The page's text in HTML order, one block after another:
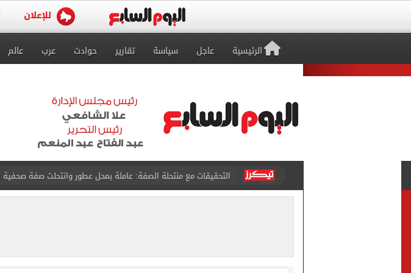
الرئيسية عاجل سياسة تقارير حوادث عرب عالم
التحقيقات مع منتحلة الصفة: عاملة بمحل عطور وانتحلت صفة صحفية
الأهلى يقسو على النجوم بسداسية ودياً.. وغياب إمام عاشور
محافظ البحيرة تعتمد نتيجة امتحانات الدور الثاني للإعدادية بنسبة نجاح